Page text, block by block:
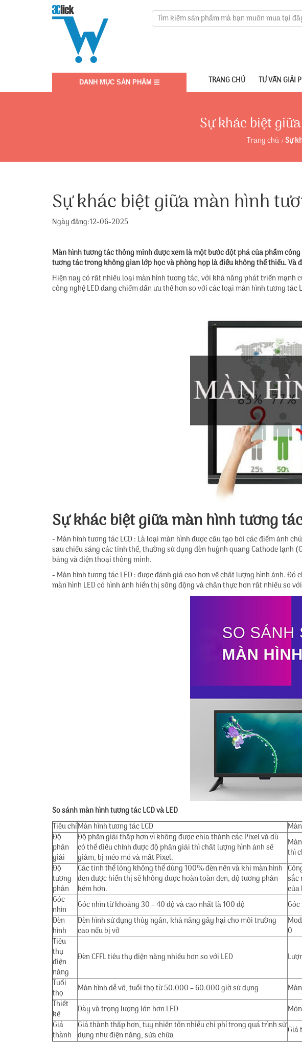
DANH MỤC SẢN PHẨM TRANG CHỦ TƯ VẤN GIẢI
Sự khác biệt
Trang chủ Sự
Sự khác biệt giữa màn hình
Ngày đăng:12-06-2025
Màn hình tương tác thông minh được xem là một bước đột phá của phẩm
tương tác trong không gian lớp học và phòng họp là điều không thể thiếu. Và
Hiện nay có rất nhiều loại màn hình tương tác, với khả năng phát triển mạnh
công nghệ LED đang chiếm dần ưu thế hơn so với các loại màn hình tương tác
Sự khác biệt giữa màn hình tương tác
- Màn hình tương tác LCD : Là loại màn hình được cấu tạo bởi các điểm ảnh
sau chiếu sáng các tinh thể, thường sử dụng đèn huỳnh quang Cathode lạnh
bảng và điện thoại thông minh.
- Màn hình tương tác LED : được đánh giá cao hơn về chất lượng hình ảnh.
màn hình LED có hình ảnh hiển thị sống động và chân thực hơn rất nhiều so
So sánh màn hình tương tác LCD và LED
Tiêu chíMàn hình tương tác LCD
Độ
phân
giải
Độ phân giải thấp hơn vì không được chia thành các Pixel và dù
có thể điều chỉnh được độ phân giải thì chất lượng hình ảnh sẽ
giảm, bị méo mó và mất Pixel.
thì
Độ
tương
phản
Các tinh thể lỏng không thể dùng 100% đèn nền và khi màn hình
đen được hiển thị sẽ không được hoàn toàn đen, độ tương phản
kém hơn.
sắc
của
Góc
nhìn
Góc nhìn từ khoảng 30 – 40 độ và cao nhất là 100 độ
Đèn
hình
Đèn hình sử dụng thủy ngân, khả năng gây hại cho môi trường
cao nếu bị vỡ
0
Tiêu
thụ
điện
năng
Đèn CFFL tiêu thụ điện năng nhiều hơn so với LED
Tuổi
thọ
Màn hình dễ vỡ, tuổi thọ từ 50.000 – 60.000 giờ sử dụng
Thiết
kế
Dày và trọng lượng lớn hơn LED
Giá
thành
Giá thành thấp hơn, tuy nhiên tốn nhiều chi phí trong quá trình sử
dụng như điện năng, sửa chữa
Giá